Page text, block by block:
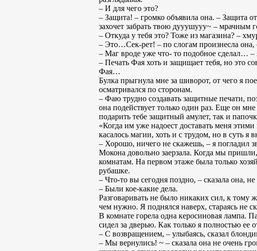
– И для чего это?
– Защита! – громко объявила она. – Защита
захочет забрать твою дууушууу~ – мрачным
– Откуда у тебя это? Тоже из магазина? –
– Это…Сек-рет! – по слогам произнесла она,
– Маг вроде уже что- то подобное сделал… –
– Печать Фая хоть и защищает тебя, но это
Фая…
Булка прыгнула мне за шиворот, от чего я
осматривался по сторонам.
– Фаю трудно создавать защитные печати,
она подействует только один раз. Еще он
подарить тебе защитный амулет, так и
«Когда им уже надоест доставать меня
касалось магии, хоть и с трудом, но в суть я
– Хорошо, ничего не скажешь, – я погладил
Мокона довольно заерзала. Когда мы
комнатам. На первом этаже была только
рубашке.
– Что-то вы сегодня поздно, – сказала она,
– Были кое-какие дела.
Разговаривать не было никаких сил, к тому
чем нужно. Я поднялся наверх, стараясь не
В комнате горела одна керосиновая лампа.
сидел за дверью. Как только я полностью ее
– С возвращением, – улыбаясь, сказал
– Мы вернулись! ~ – сказала она не очень